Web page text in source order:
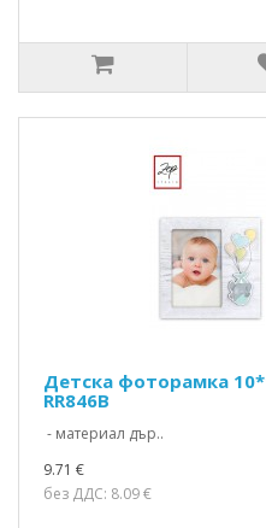
Детска фоторамка
RR846B
- материал дър..
9.71 €
без ДДС: 8.09 €